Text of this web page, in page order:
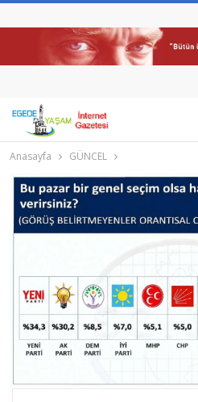
Anasayfa GÜNCEL